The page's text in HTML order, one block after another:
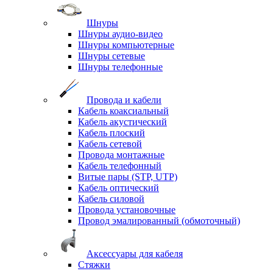
Шнуры
Шнуры аудио-видео
Шнуры компьютерные
Шнуры сетевые
Шнуры телефонные
Провода и кабели
Кабель коаксиальный
Кабель акустический
Кабель плоский
Кабель сетевой
Провода монтажные
Кабель телефонный
Витые пары (STP, UTP)
Кабель оптический
Кабель силовой
Провода установочные
Провод эмалированный (обмоточный)
Аксессуары для кабеля
Стяжки